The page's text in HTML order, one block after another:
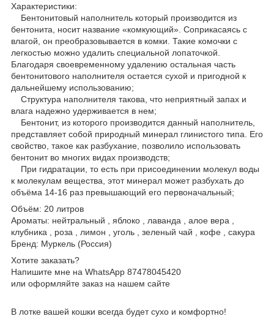
Характеристики:
Бентонитовый наполнитель который производится из
бентонита, носит название «комкующий». Соприкасаясь с
влагой, он преобразовывается в комки. Такие комочки с
легкостью можно удалить специальной лопаточкой.
Благодаря своевременному удалению остальная часть
бентонитового наполнителя остается сухой и пригодной к
дальнейшему использованию;
Структура наполнителя такова, что неприятный запах и
влага надежно удерживается в нем;
Бентонит, из которого производится данный наполнитель,
представляет собой природный минерал глинистого типа. Его
свойство, такое как разбухание, позволило использовать
бентонит во многих видах производств;
При гидратации, то есть при присоединении молекул воды
к молекулам вещества, этот минерал может разбухать до
объёма 14-16 раз превышающий его первоначальный;
Объём: 20 литров
Ароматы: нейтральный , яблоко , лаванда , алое вера ,
клубника , роза , лимон , уголь , зеленый чай , кофе , сакура
Бренд: Муркель (Россия)
Хотите заказать?
Напишите мне на WhatsApp 87478045420
или оформляйте заказ на нашем сайте
В лотке вашей кошки всегда будет сухо и комфортно!